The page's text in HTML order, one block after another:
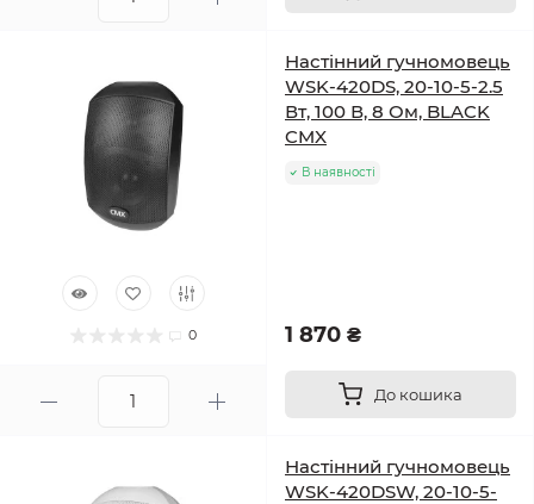
0
Настінний гучномовець
WSK-420DS, 20-10-5-2.5
Вт, 100 В, 8 Ом, BLACK
CMX
В наявності
1 870 ₴
До кошика
Настінний гучномовець
WSK-420DSW, 20-10-5-